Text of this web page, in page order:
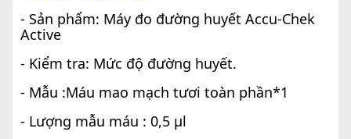
- Sản phẩm: Máy đo đường huyết Accu-Chek
Active
- Kiểm tra: Mức độ đường huyết.
- Mẫu :Máu mao mạch tươi toàn phần*1
- Lượng mẫu máu : 0,5 µl